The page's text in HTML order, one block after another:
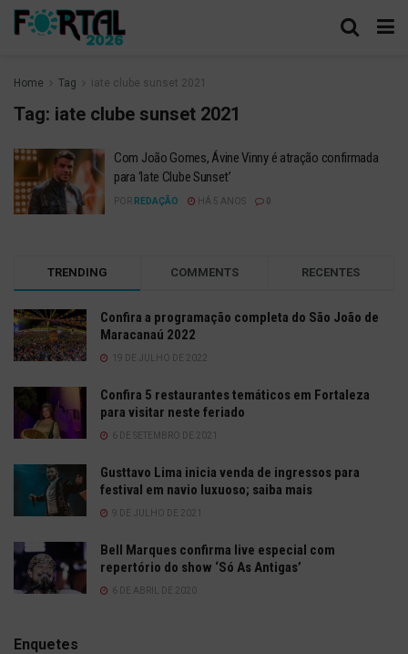
Home Tag iate clube sunset 2021
Tag: iate clube sunset 2021
Com João Gomes, Ávine Vinny é atração confirmada
para ‘Iate Clube Sunset’
POR REDAÇÃO HÁ 5 ANOS
TRENDING COMMENTS RECENTES
Confira a programação completa do São João de
Maracanaú 2022
19 DE JULHO DE 2022
Confira 5 restaurantes temáticos em Fortaleza
para visitar neste feriado
6 DE SETEMBRO DE 2021
Gusttavo Lima inicia venda de ingressos para
festival em navio luxuoso; saiba mais
9 DE JULHO DE 2021
Bell Marques confirma live especial com
repertório do show ‘Só As Antigas’
6 DE ABRIL DE 2020
Enquetes